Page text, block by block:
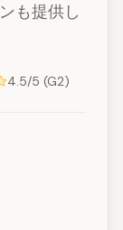
も提供し
4.5/5 (G2)